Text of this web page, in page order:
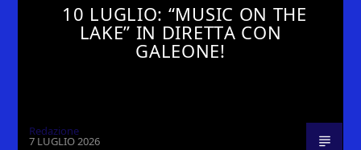
10 LUGLIO: “MUSIC ON THE
LAKE” IN DIRETTA CON
GALEONE!
Redazione
7 LUGLIO 2026